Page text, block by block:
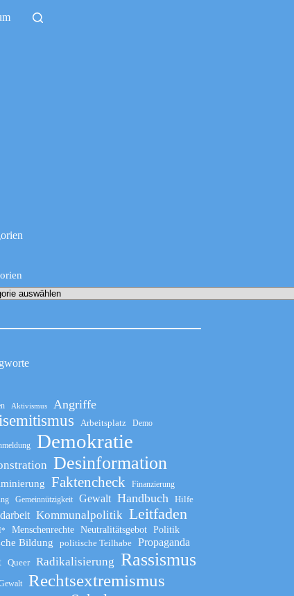
Aktivismus Angriffe
Arbeitsplatz Demo
Demokratie
Desinformation
Faktencheck
Finanzierung
Gemeinnützigkeit Gewalt Handbuch Hilfe
Kommunalpolitik Leitfaden
Menschenrechte Neutralitätsgebot Politik
Bildung politische Teilhabe Propaganda
Queer Radikalisierung Rassismus
Rechtsextremismus